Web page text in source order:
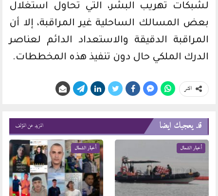
لشبكات تهريب البشر، التي تحاول استغلال
بعض المسالك الساحلية غير المراقبة، إلا أن
المراقبة الدقيقة والاستعداد الدائم لعناصر
الدرك الملكي حال دون تنفيذ هذه المخططات.
انشر
قد يعجبك ايضا المزيد عن المؤلف
أخبار الشمال أخبار الشمال